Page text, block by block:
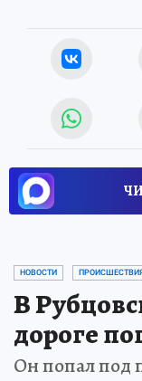
НОВОСТИ
В
дороге
Он попал под